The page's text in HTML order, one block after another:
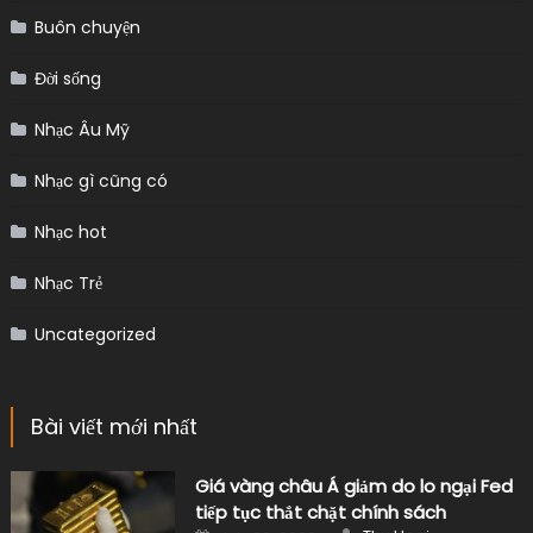
Buôn chuyện
Đời sống
Nhạc Âu Mỹ
Nhạc gì cũng có
Nhạc hot
Nhạc Trẻ
Uncategorized
Bài viết mới nhất
Giá vàng châu Á giảm do lo ngại Fed
tiếp tục thắt chặt chính sách